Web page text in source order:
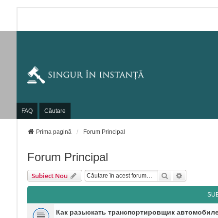
FAQ Căutare
Prima pagină Forum Principal
Forum Principal
Subiect Nou Căutare
Как разыскать транспортировщик